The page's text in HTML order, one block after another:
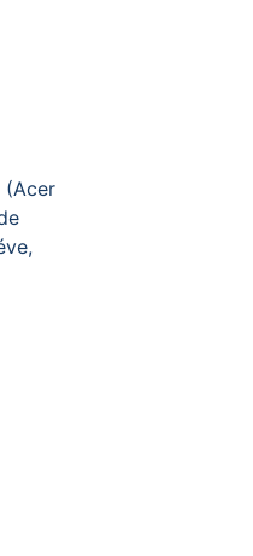
(Acer